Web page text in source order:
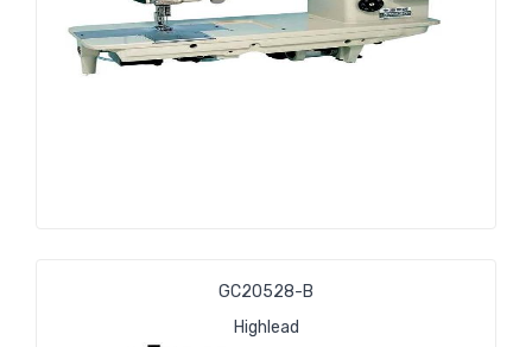
GC20528-В
Highlead